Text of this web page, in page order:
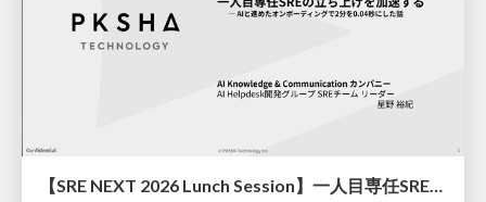
【SRE NEXT 2026 Lunch Session】一人目専任SREの立ち上げを加速する ― AIと進めたオンボーディングで2分を0.04秒にした話